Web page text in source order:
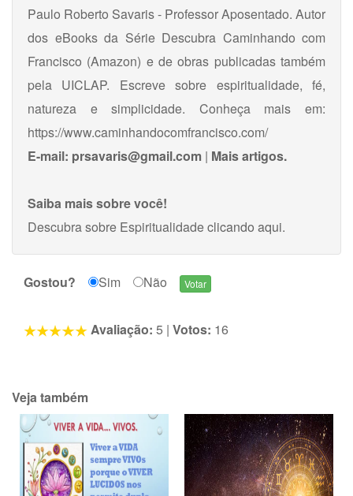
Paulo Roberto Savaris - Professor Aposentado. Autor
dos eBooks da Série Descubra Caminhando com
Francisco (Amazon) e de obras publicadas também
pela UICLAP. Escreve sobre espiritualidade, fé,
natureza e simplicidade. Conheça mais em:
https://www.caminhandocomfrancisco.com/
E-mail: prsavaris@gmail.com | Mais artigos.
Saiba mais sobre você!
Descubra sobre Espiritualidadeclicando aqui.
Gostou? Sim Não
Avaliação: 5 | Votos: 16
Veja também